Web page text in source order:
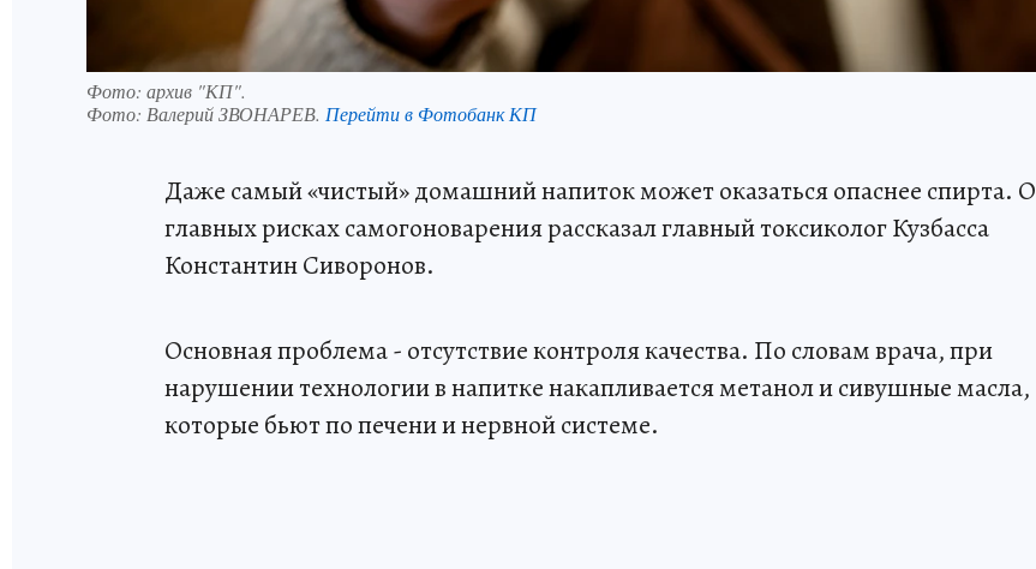
Фото: архив "КП".
Фото: Валерий ЗВОНАРЕВ. Перейти в Фотобанк КП
Даже самый «чистый» домашний напиток может оказаться опаснее спирта. О
главных рисках самогоноварения рассказал главный токсиколог Кузбасса
Константин Сиворонов.
Основная проблема - отсутствие контроля качества. По словам врача, при
нарушении технологии в напитке накапливается метанол и сивушные масла,
которые бьют по печени и нервной системе.